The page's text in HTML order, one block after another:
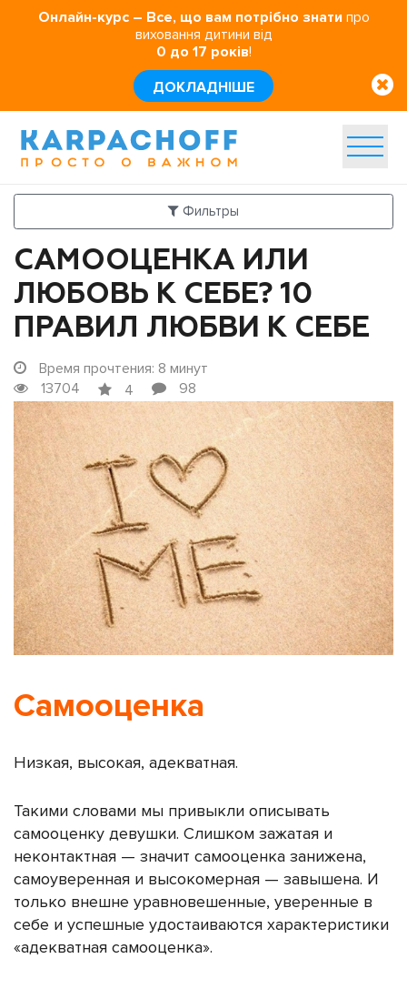
Онлайн-курс – Все, що вам потрібно знатипро
виховання дитини від
0 до 17 років!
ДОКЛАДНІШЕ
Фильтры
САМООЦЕНКА ИЛИ
ЛЮБОВЬ К СЕБЕ? 10
ПРАВИЛ ЛЮБВИ К СЕБЕ
Время прочтения: 8 минут
13704
4 98
Самооценка
Низкая, высокая, адекватная.
Такими словами мы привыкли описывать
самооценку девушки. Слишком зажатая и
неконтактная — значит самооценка занижена,
самоуверенная и высокомерная — завышена. И
только внешне уравновешенные, уверенные в
себе и успешные удостаиваются характеристики
«адекватная самооценка».